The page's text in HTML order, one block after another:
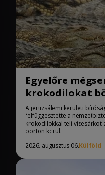
Egyelőre
krokodilokat
Izraelben
A jeruzsálemi kerületi
felfüggesztette a
krokodilokkal teli vizesárkot
börtön körül.
2026. augusztus 06.Külföld